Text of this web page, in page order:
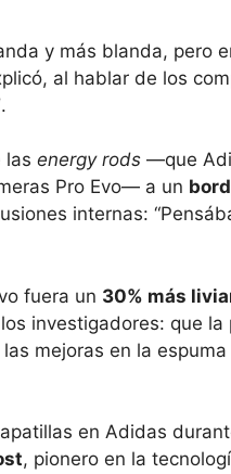
y más blanda, pero
al hablar de los
.
las energy rods —que
Pro Evo— a un
internas:
fuera un 30% más
investigadores: que
mejoras en la
en Adidas
, pionero en la